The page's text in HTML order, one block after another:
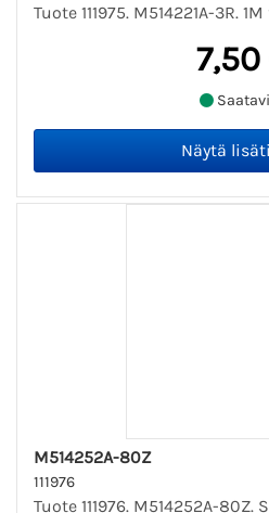
Tuote 111975. M514221A-3R.
M514252A-80Z
111976
Tuote 111976. M514252A-80Z.